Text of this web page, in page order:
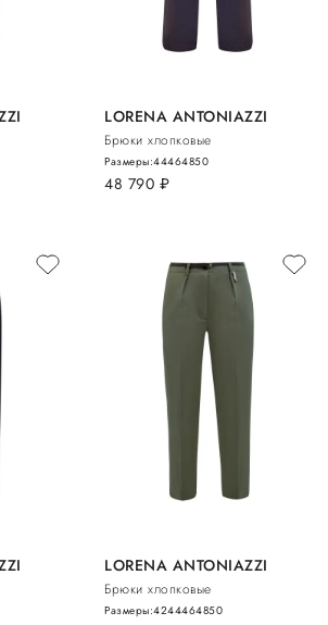
LORENA ANTONIAZZI
Брюки хлопковые
48 790 руб.
Размеры:44464850
LORENA ANTONIAZZI
Брюки хлопковые
Размеры:4244464850